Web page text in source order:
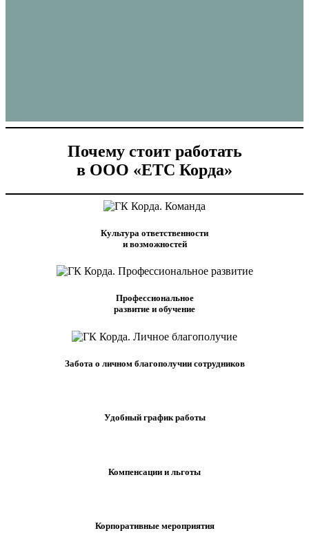
Почему стоит работать
в ООО «ЕТС Корда»
Культура ответственности
и возможностей
Профессиональное
развитие и обучение
Забота о личном благополучии сотрудников
Удобный график работы
Компенсации и льготы
Корпоративные мероприятия